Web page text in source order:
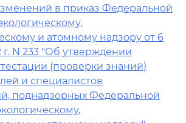
в приказ Федеральной
и атомному надзору от 6
г. N 233 "Об утверждении
(проверки знаний)
и специалистов
поднадзорных Федеральной